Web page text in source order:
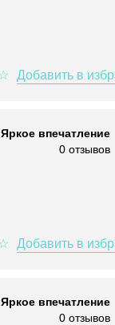
Яркое впечатление
0 отзывов
Яркое впечатление
0 отзывов